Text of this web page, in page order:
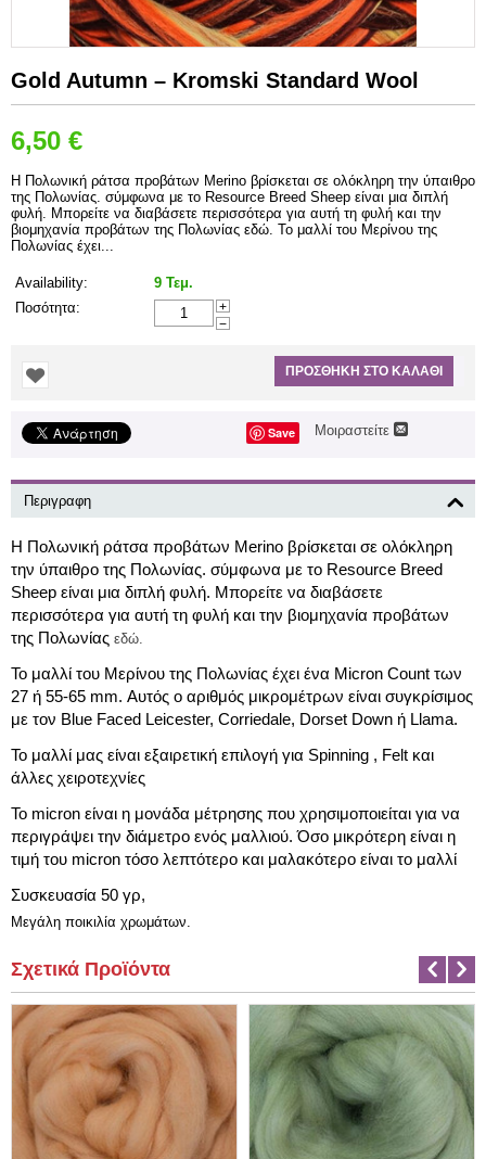
Gold Autumn – Kromski Standard Wool
6,50 €
Σύντομη Περιγραφή:
H Πολωνική ράτσα προβάτων Merino βρίσκεται σε ολόκληρη την ύπαιθρο
της Πολωνίας. σύμφωνα με το Resource Breed Sheep είναι μια διπλή
φυλή. Μπορείτε να διαβάσετε περισσότερα για αυτή τη φυλή και την
βιομηχανία προβάτων της Πολωνίας εδώ. Το μαλλί του Μερίνου της
Πολωνίας έχει...
Availability:
9 Τεμ.
Ποσότητα:
+
−
ΠΡΟΣΘΉΚΗ ΣΤΟ ΚΑΛΆΘΙ
Save Μοιραστείτε
Περιγραφη
H Πολωνική ράτσα προβάτων Merino βρίσκεται σε ολόκληρη
την ύπαιθρο της Πολωνίας. σύμφωνα με το Resource Breed
Sheep είναι μια διπλή φυλή. Μπορείτε να διαβάσετε
περισσότερα για αυτή τη φυλή και την βιομηχανία προβάτων
της Πολωνίας εδώ.
Το μαλλί του Μερίνου της Πολωνίας έχει ένα Micron Count των
27 ή 55-65 mm. Αυτός ο αριθμός μικρομέτρων είναι συγκρίσιμος
με τον Blue Faced Leicester, Corriedale, Dorset Down ή Llama.
Το μαλλί μας είναι εξαιρετική επιλογή για Spinning , Felt και
άλλες χειροτεχνίες
Το micron είναι η μονάδα μέτρησης που χρησιμοποιείται για να
περιγράψει την διάμετρο ενός μαλλιού. Όσο μικρότερη είναι η
τιμή του micron τόσο λεπτότερο και μαλακότερο είναι το μαλλί
Συσκευασία 50 γρ,
Μεγάλη ποικιλία χρωμάτων.
Σχετικά Προϊόντα